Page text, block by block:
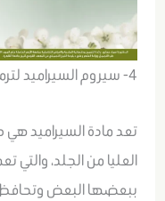
4- سيروم السيراميد لترميم حاجز البشرة
تعد مادة السيراميد
العليا من الجلد، والتي
ببعضها البعض وتحافظ